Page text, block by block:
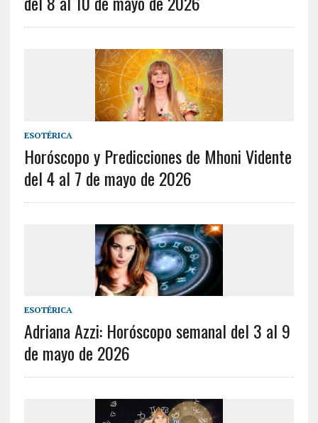
ESOTÉRICA
Horóscopo y Predicciones de Mhoni Vidente
del 4 al 7 de mayo de 2026
ESOTÉRICA
Adriana Azzi: Horóscopo semanal del 3 al 9
de mayo de 2026